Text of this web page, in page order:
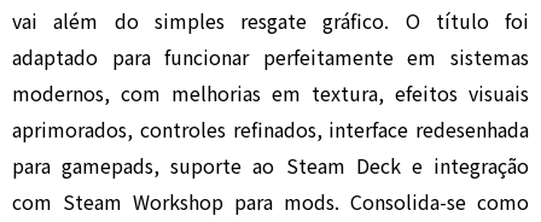
vai além do simples resgate gráfico. O título foi
adaptado para funcionar perfeitamente em sistemas
modernos, com melhorias em textura, efeitos visuais
aprimorados, controles refinados, interface redesenhada
para gamepads, suporte ao Steam Deck e integração
com Steam Workshop para mods. Consolida-se como